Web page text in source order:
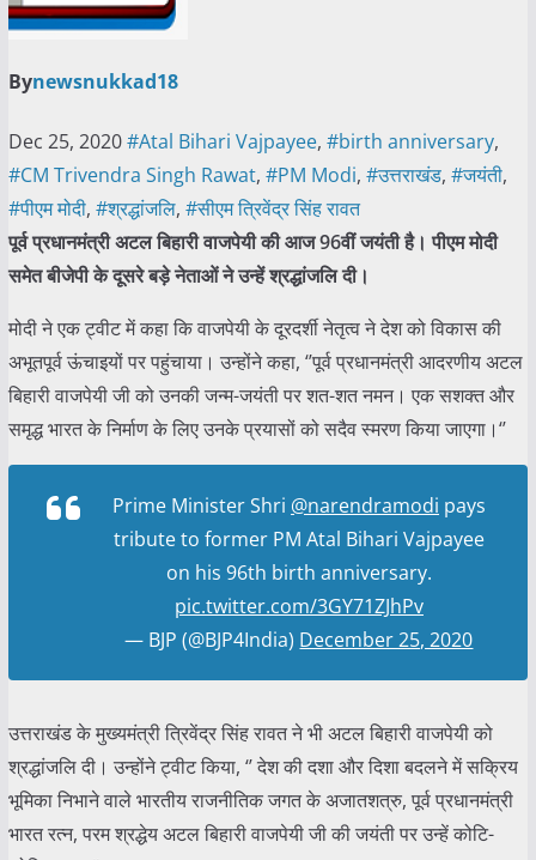
Bynewsnukkad18
Dec 25, 2020#Atal Bihari Vajpayee, #birth anniversary,
#CM Trivendra Singh Rawat, #PM Modi, #उत्तराखंड, #जयंती,
#पीएम मोदी, #श्रद्धांजलि, #सीएम त्रिवेंद्र सिंह रावत
पूर्व प्रधानमंत्री अटल बिहारी वाजपेयी की आज 96वीं जयंती है। पीएम मोदी
समेत बीजेपी के दूसरे बड़े नेताओं ने उन्हें श्रद्धांजलि दी।
मोदी ने एक ट्वीट में कहा कि वाजपेयी के दूरदर्शी नेतृत्व ने देश को विकास की
अभूतपूर्व ऊंचाइयों पर पहुंचाया। उन्होंने कहा, ‘’पूर्व प्रधानमंत्री आदरणीय अटल
बिहारी वाजपेयी जी को उनकी जन्म-जयंती पर शत-शत नमन। एक सशक्त और
समृद्ध भारत के निर्माण के लिए उनके प्रयासों को सदैव स्मरण किया जाएगा।‘’
Prime Minister Shri @narendramodi pays
tribute to former PM Atal Bihari Vajpayee
on his 96th birth anniversary.
pic.twitter.com/3GY71ZJhPv
— BJP (@BJP4India) December 25, 2020
उत्तराखंड के मुख्यमंत्री त्रिवेंद्र सिंह रावत ने भी अटल बिहारी वाजपेयी को
श्रद्धांजलि दी। उन्होंने ट्वीट किया, ‘’ देश की दशा और दिशा बदलने में सक्रिय
भूमिका निभाने वाले भारतीय राजनीतिक जगत के अजातशत्रु, पूर्व प्रधानमंत्री
भारत रत्न, परम श्रद्धेय अटल बिहारी वाजपेयी जी की जयंती पर उन्हें कोटि-